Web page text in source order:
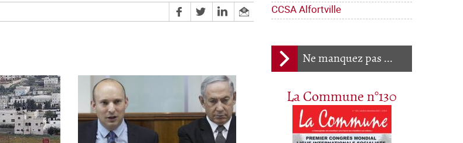
CCSA Alfortville
Ne manquez pas ...
La Commune n°130